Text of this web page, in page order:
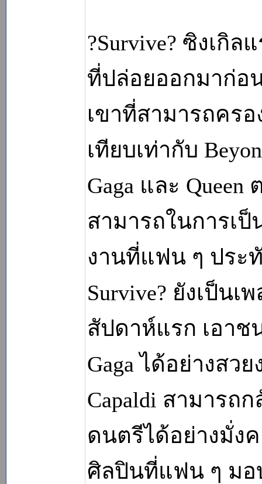
?Survive? ซิงเกิล
ที่ปล่อยออกมาก่อ
เขาที่สามารถครอ
เทียบเท่ากับ
Gaga และ
สามารถในการเ
งานที่แฟน ๆ ประ
Survive? ยังเป็น
สัปดาห์แรก เอาชน
Gaga ได้อย่างสว
Capaldi สามาร
ดนตรีได้อย่างมั่ง
ศิลปินที่แฟน ๆ มอ